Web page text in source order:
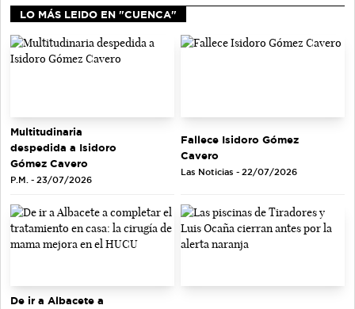
LO MÁS LEIDO EN "CUENCA"
Multitudinaria
despedida a Isidoro
Gómez Cavero
P.M. - 23/07/2026
Fallece Isidoro Gómez
Cavero
Las Noticias - 22/07/2026
De ir a Albacete a